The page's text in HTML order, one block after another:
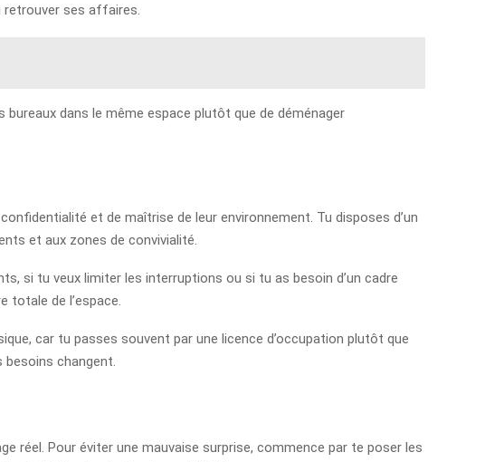
retrouver ses affaires.
dans le même espace plutôt que de déménager
et de maîtrise de leur environnement. Tu disposes d’un
et aux zones de convivialité.
si tu veux limiter les interruptions ou si tu as besoin d’un cadre
totale de l’espace.
car tu passes souvent par une licence d’occupation plutôt que
changent.
réel. Pour éviter une mauvaise surprise, commence par te poser les